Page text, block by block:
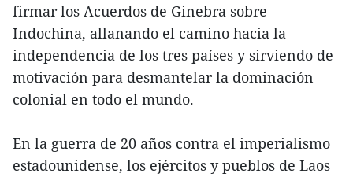
firmar los Acuerdos de Ginebra sobre
Indochina, allanando el camino hacia la
independencia de los tres países y sirviendo de
motivación para desmantelar la dominación
colonial en todo el mundo.
En la guerra de 20 años contra el imperialismo
estadounidense, los ejércitos y pueblos de Laos